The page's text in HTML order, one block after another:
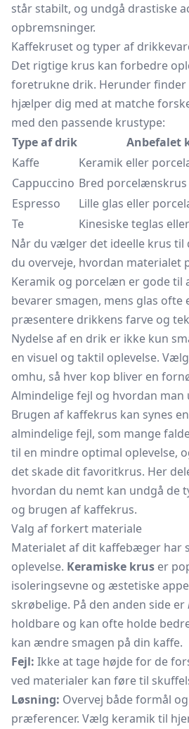
står stabilt, og undgå drastiske
opbremsninger.
Kaffekruset og typer af
Det rigtige krus kan forbedre
foretrukne drik. Herunder finder
hjælper dig med at matche
med den passende krustype:
Type af drik
Anbefalet
Kaffe
Keramik eller
Cappuccino Bred porcelænskrus
Espresso
Lille glas eller
Te
Kinesiske teglas
Når du vælger det ideelle krus til
du overveje, hvordan materialet
Keramik og porcelæn er gode til
bevarer smagen, mens glas ofte
præsentere drikkens farve og
Nydelse af en drik er ikke kun
en visuel og taktil oplevelse.
omhu, så hver kop bliver en
Almindelige fejl og hvordan man
Brugen af kaffekrus kan synes
almindelige fejl, som mange
til en mindre optimal oplevelse,
det skade dit favoritkrus. Her
hvordan du nemt kan undgå de
og brugen af kaffekrus.
Valg af forkert materiale
Materialet af dit kaffebæger har
oplevelse. Keramiske krus er
isoleringsevne og æstetiske
skrøbelige. På den anden side er
holdbare og kan ofte holde
kan ændre smagen på din kaffe.
Fejl: Ikke at tage højde for de
ved materialer kan føre til
Løsning: Overvej både formål
præferencer. Vælg keramik til